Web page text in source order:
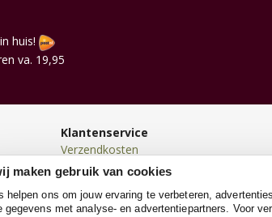
huis!
va. 19,95
Klantenservice
Verzendkosten
Bezorgen
Betalen
maken gebruik van cookies
helpen ons om jouw ervaring te verbeteren,
gegevens met analyse- en advertentiepartners. Voor